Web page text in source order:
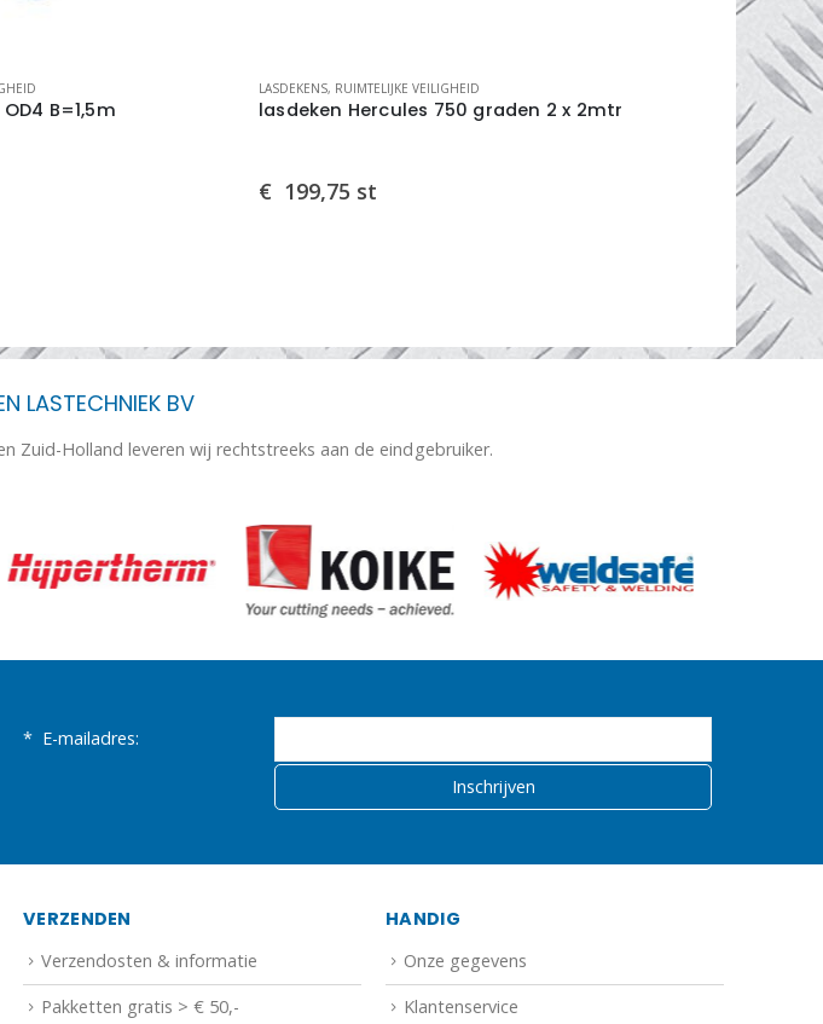
B=1,5m
LASDEKENS, RUIMTELIJKE VEILIGHEID
lasdeken Hercules 750 graden 2 x 2mtr
€ 199,75 st
LASGORDIJNEN
€ 360,00
LASTECHNIEK BV
Zuid-Holland leveren wij rechtstreeks aan de eindgebruiker.
* E-mailadres:
VERZENDEN
Verzendosten & informatie
Pakketten gratis > € 50,-
HANDIG
Onze gegevens
Klantenservice